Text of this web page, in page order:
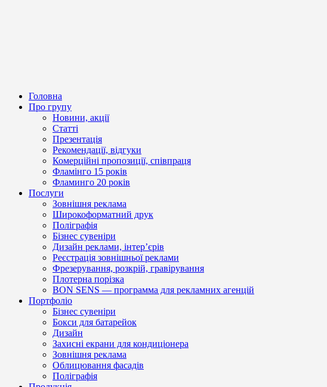
Головна
Про групу
Новини, акції
Статті
Презентація
Рекомендації, відгуки
Комерційні пропозиції, співпраця
Фламінго 15 років
Фламинго 20 років
Послуги
Зовнішня реклама
Широкоформатний друк
Поліграфія
Бізнес сувеніри
Дизайн реклами, інтер’єрів
Реєстрація зовнішньої реклами
Фрезерування, розкрій, гравірування
Плотерна порізка
BON SENS — программа для рекламних агенцій
Портфоліо
Бізнес сувеніри
Бокси для батарейок
Дизайн
Захисні екрани для кондиціонера
Зовнішня реклама
Облицювання фасадів
Поліграфія